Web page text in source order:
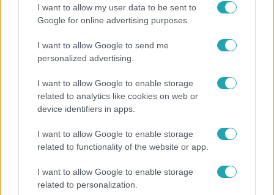
I want to allow my user data to be sent to
Google for online advertising purposes.
I want to allow Google to send me
personalized advertising.
I want to allow Google to enable storage
related to analytics like cookies on web or
device identifiers in apps.
I want to allow Google to enable storage
related to functionality of the website or app.
I want to allow Google to enable storage
related to personalization.
Életmód
Ez a nyári lábbeli észrevétlenül nyírja ki a bokádat
és a gerincedet